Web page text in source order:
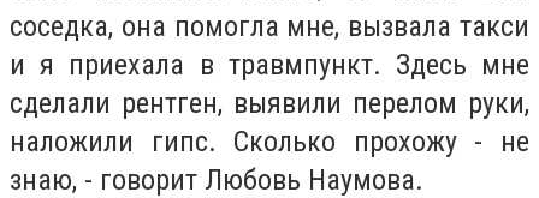
соседка, она помогла мне, вызвала такси
и я приехала в травмпункт. Здесь мне
сделали рентген, выявили перелом руки,
наложили гипс. Сколько прохожу - не
знаю, - говорит Любовь Наумова.